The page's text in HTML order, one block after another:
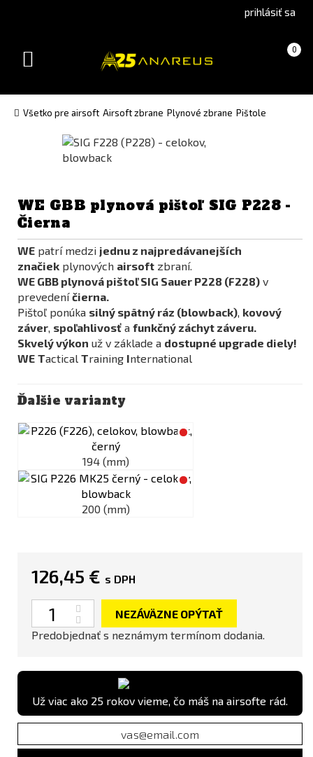
(Czech)version
prihlásiť sa
Košík 0
(prázdny)
Toggle
Všetko pre airsoft Airsoft zbrane Plynové zbrane Pištole
WE GBB plynová pištoľ SIG P228 -
Čierna
WE patrí medzi jednu z najpredávanejších
značiek plynových airsoft zbraní.
WE GBB plynová pištoľ SIG Sauer P228 (F228) v
prevedeníčierna.
Pištoľ ponúka silný spätný ráz (blowback), kovový
záver, spoľahlivosť a funkčný záchyt záveru.
Skvelý výkon už v základe a dostupné upgrade diely!
WE Tactical Training International
Ďalšie varianty
194 (mm)
200 (mm)
126,45 € s DPH
Množstvo
NEZÁVÄZNE OPÝTAŤ
Predobjednať s neznámym termínom dodania.
Už viac ako 25 rokov vieme, čo máš na airsofte rád.